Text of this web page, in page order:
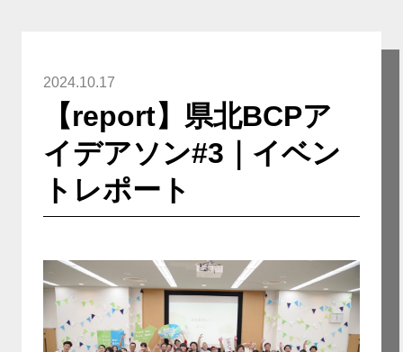
2024.10.17
【report】県北BCPア
イデアソン#3｜イベン
トレポート